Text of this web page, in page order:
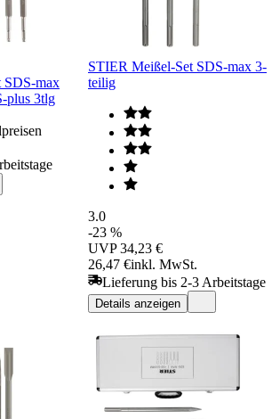
SDS-max
plus 3tlg
STIER Meißel-Set SDS-max 3-
teilig
3.0
-23 %
UVP 34,23 €
26,47 €inkl. MwSt.
Lieferung bis 2-3 Arbeitstage
Details anzeigen